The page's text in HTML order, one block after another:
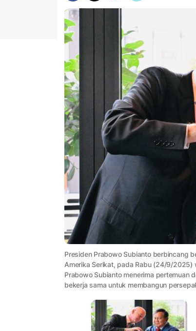
Presiden Prabowo Subianto berbincang
Amerika Serikat, pada Rabu (24/9/2025)
Prabowo Subianto menerima pertemuan
bekerja sama untuk membangun